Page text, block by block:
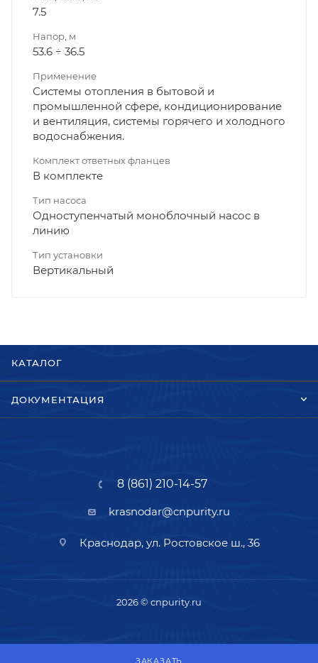
ЗАКАЗАТЬ
7.5
Напор, м
53.6 ÷ 36.5
Применение
Системы отопления в бытовой и
промышленной сфере, кондиционирование
и вентиляция, системы горячего и холодного
водоснабжения.
Комплект ответных фланцев
В комплекте
Тип насоса
Одноступенчатый моноблочный насос в
линию
Тип установки
Вертикальный
КАТАЛОГ
ДОКУМЕНТАЦИЯ
8 (861) 210-14-57
krasnodar@cnpurity.ru
Краснодар, ул. Ростовское ш., 36
2026 © cnpurity.ru